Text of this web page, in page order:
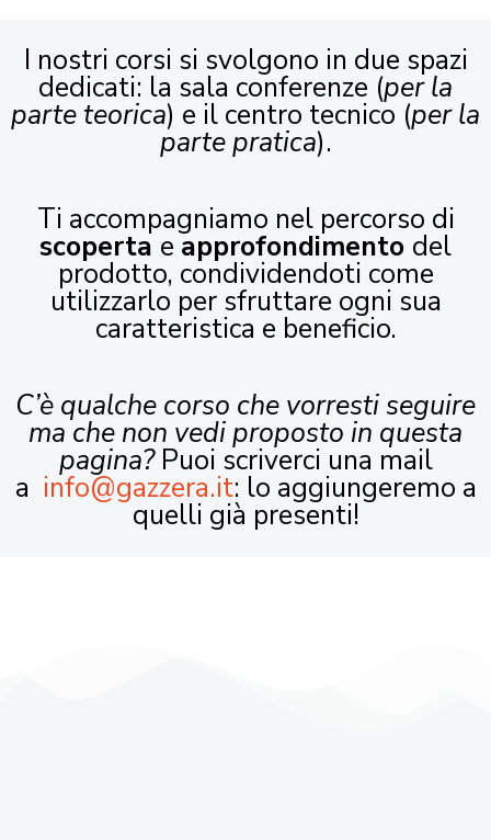
I nostri corsi si svolgono in due spazi
dedicati: la sala conferenze (per la
parte teorica) e il centro tecnico (per la
parte pratica).
Ti accompagniamo nel percorso di
scoperta e approfondimento del
prodotto, condividendoti come
utilizzarlo per sfruttare ogni sua
caratteristica e beneficio.
C’è qualche corso che vorresti seguire
ma che non vedi proposto in questa
pagina?Puoi scriverci una mail
a info@gazzera.it: lo aggiungeremo a
quelli già presenti!